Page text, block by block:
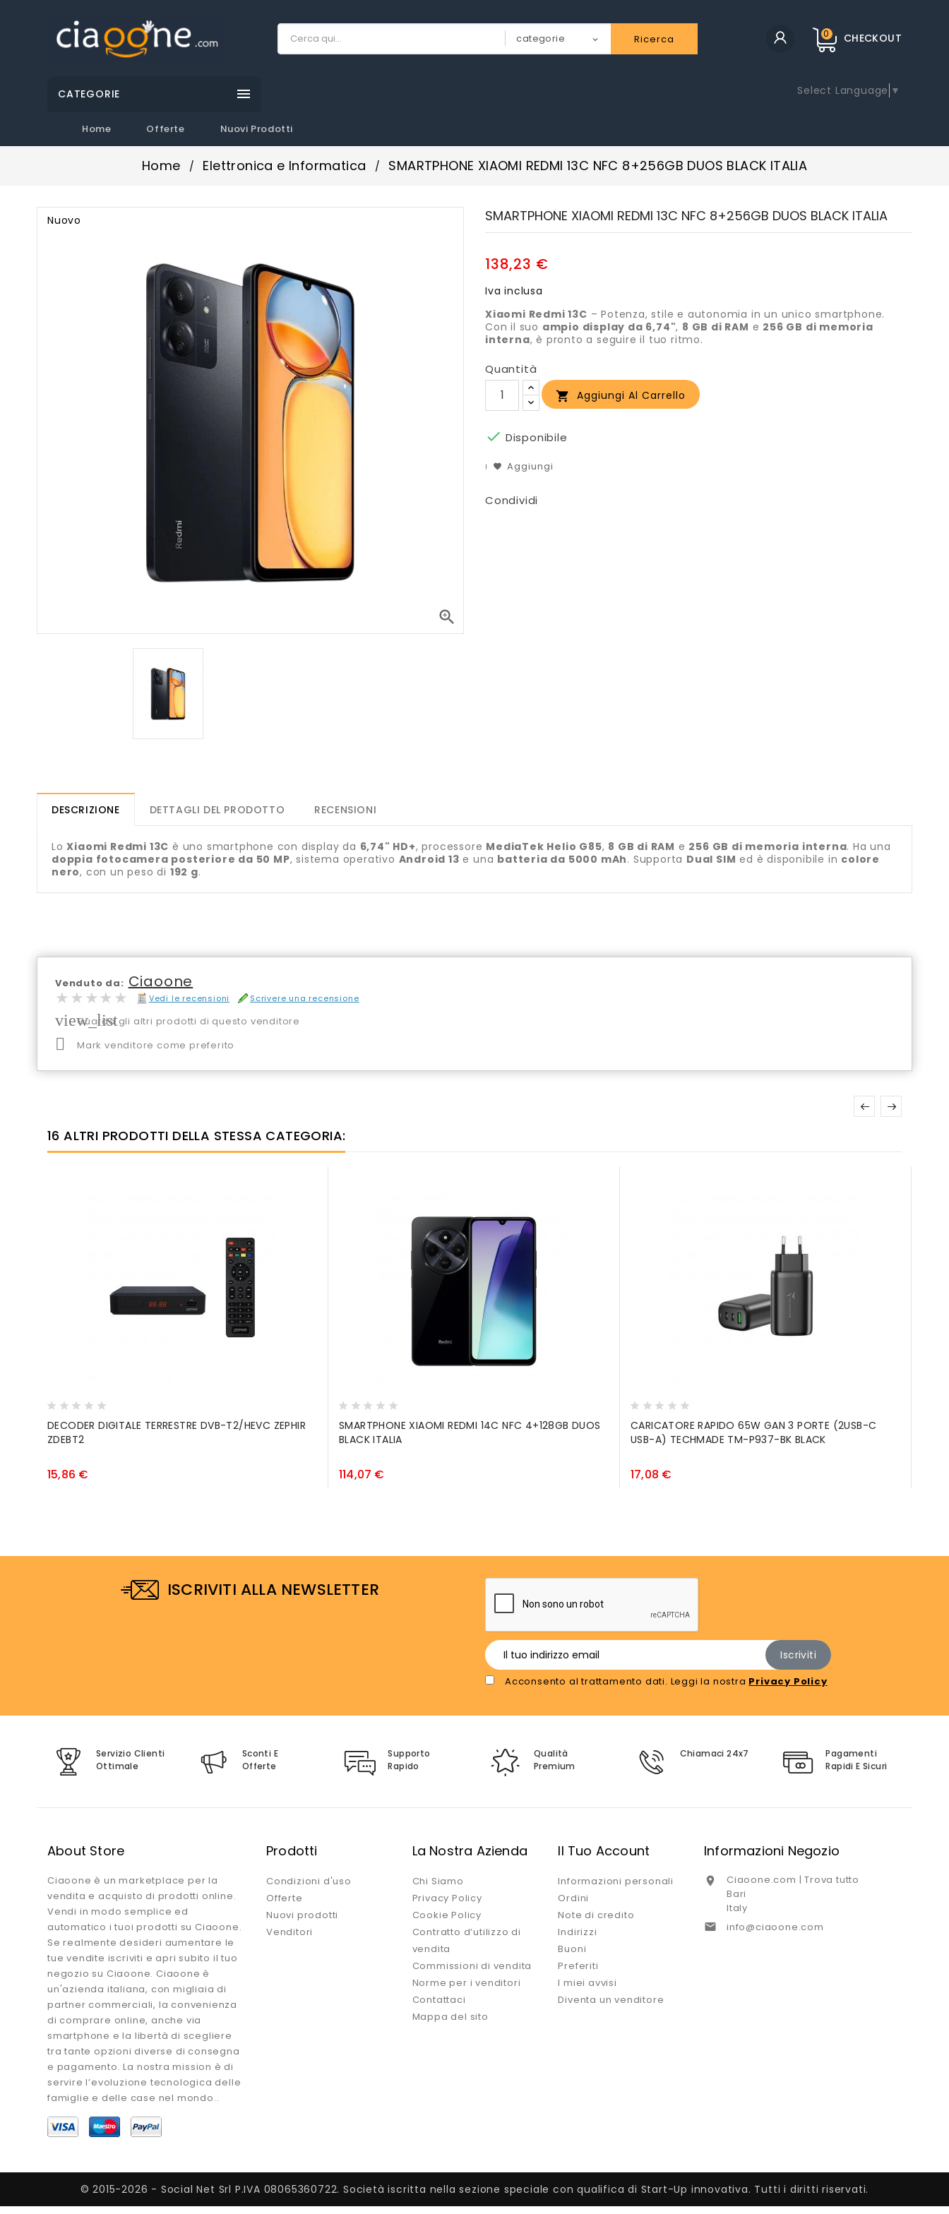
CHECKOUT
0
Ricerca
CATEGORIE 
Home Offerte Nuovi Prodotti
Select Language ▼
Home Elettronica e Informatica SMARTPHONE XIAOMI REDMI 13C NFC 8+256GB DUOS BLACK ITALIA
Nuovo

SMARTPHONE XIAOMI REDMI 13C NFC 8+256GB DUOS BLACK ITALIA
138,23 €
Iva inclusa
Xiaomi Redmi 13C – Potenza, stile e autonomia in un unico smartphone.
Con il suo ampio display da 6,74", 8 GB di RAM e 256 GB di memoria
interna, è pronto a seguire il tuo ritmo.
Quantità
 Aggiungi Al Carrello
 Disponibile
Aggiungi
Condividi
DESCRIZIONE DETTAGLI DEL PRODOTTO RECENSIONI
LoXiaomi Redmi 13C è uno smartphone con display da 6,74" HD+, processore MediaTek Helio G85, 8 GB di RAM e 256 GB di memoria interna. Ha una
doppia fotocamera posteriore da 50 MP, sistema operativo Android 13 e una batteria da 5000 mAh. Supporta Dual SIM ed è disponibile in colore
nero, con un peso di 192 g.
Venduto da: Ciaoone
★★★★★
★★★★★ Vedi le recensioni Scrivere una recensione
view_list
Guarda gli altri prodotti di questo venditore
 Mark venditore come preferito
16 ALTRI PRODOTTI DELLA STESSA CATEGORIA:
DECODER DIGITALE TERRESTRE DVB-T2/HEVC ZEPHIR
ZDEBT2
15,86 €
SMARTPHONE XIAOMI REDMI 14C NFC 4+128GB DUOS
BLACK ITALIA
114,07 €
CARICATORE RAPIDO 65W GAN 3 PORTE (2USB-C
USB-A) TECHMADE TM-P937-BK BLACK
17,08 €
ISCRIVITI ALLA NEWSLETTER
Acconsento al trattamento dati. Leggi la nostra Privacy Policy
Servizio Clienti
Ottimale
Sconti E
Offerte
Supporto
Rapido
Qualità
Premium
Chiamaci 24x7
Pagamenti
Rapidi E Sicuri
About Store
Ciaoone è un marketplace per la
vendita e acquisto di prodotti online.
Vendi in modo semplice ed
automatico i tuoi prodotti su Ciaoone.
Se realmente desideri aumentare le
tue vendite iscriviti e apri subito il tuo
negozio su Ciaoone. Ciaoone è
un'azienda italiana, con migliaia di
partner commerciali, la convenienza
di comprare online, anche via
smartphone e la libertà di scegliere
tra tante opzioni diverse di consegna
e pagamento. La nostra mission è di
servire l’evoluzione tecnologica delle
famiglie e delle case nel mondo..
Prodotti
Condizioni d'uso
Offerte
Nuovi prodotti
Venditori
La Nostra Azienda
Chi Siamo
Privacy Policy
Cookie Policy
Contratto d’utilizzo di
vendita
Commissioni di vendita
Norme per i venditori
Contattaci
Mappa del sito
Il Tuo Account
Informazioni personali
Ordini
Note di credito
Indirizzi
Buoni
Preferiti
I miei avvisi
Diventa un venditore
Informazioni Negozio

Ciaoone.com | Trova tutto
Bari
Italy
 info@ciaoone.com
© 2015-2026 - Social Net Srl P.IVA 08065360722. Società iscritta nella sezione speciale con qualifica di Start-Up innovativa. Tutti i diritti riservati.